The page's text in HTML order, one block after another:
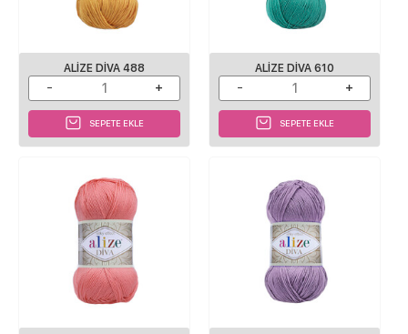
ALIZE DIVA 488
SEPETE EKLE
ALIZE DIVA 610
SEPETE EKLE